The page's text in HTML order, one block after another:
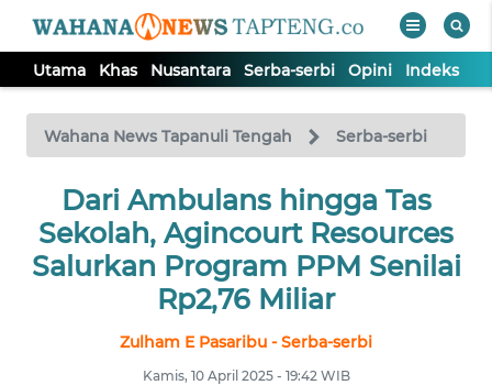
Utama Khas Nusantara Serba-serbi Opini Indeks
Wahana News Tapanuli Tengah Serba-serbi
Dari Ambulans hingga Tas
Sekolah, Agincourt Resources
Salurkan Program PPM Senilai
Rp2,76 Miliar
Zulham E Pasaribu - Serba-serbi
Kamis, 10 April 2025 - 19:42 WIB
TV
Tutup
UTAMA
KHAS